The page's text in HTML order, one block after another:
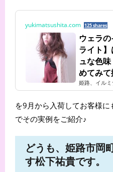
yukimatsushita.com 125 shares
ウェラ
ライト
ュな色
めてみて
姫路、イル
があがって
松下祐貴で
を9月から入荷してお客様
でその実例をご紹介♪
どうも、姫路市岡
す松下祐貴です。